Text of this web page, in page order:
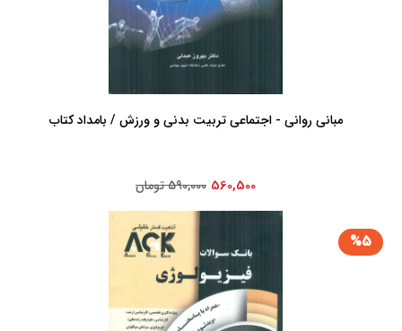
مبانی روانی - اجتماعی تربیت بدنی و ورزش / بامداد کتاب
560,500 590,000 تومان
%5